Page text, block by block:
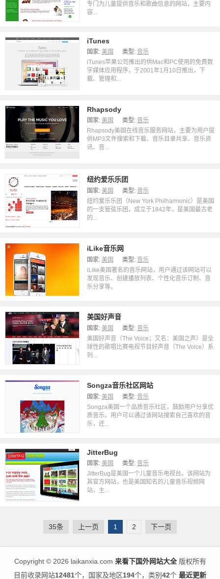
专门为儿童提供音乐和歌曲信息的网站，主要内
容...
iTunes
国家: 美国 类型: 音乐
iTunes苹果公司推出的供Mac和PC使用的免费数
字媒体应用程序，于2001年1月10日推出，下
载、管理和...
Rhapsody
国家: 美国 类型: 音乐
Rhapsody美国在线音乐服务网站，主要为用户提
供MP3文件搜索和下载、音乐目录共享、音乐资
讯、音...
纽约爱乐乐团
国家: 美国 类型: 音乐
纽约爱乐乐团（New York Philharmonic）是美国
的一支管弦乐团，成立于1842年，是美国最古老
的...
iLike音乐网
国家: 美国 类型: 音乐
iLike美国著名的音乐网站，用户通过该网站可以
发现音乐、创建播放列表、个性化音乐订制、音
乐分享等。
美国好声音
国家: 美国 类型: 音乐
美国好声音（The Voice；又名：美国之声）是全
球性的歌唱比赛电视节目好声音（The Voice）系
列...
Songza音乐社区网站
国家: 美国 类型: 音乐
Songza美国一个品质音乐社区，鼓励用户分享优
质音乐。用户可以通过该网站搜索自己喜欢的音
乐，还...
JitterBug
国家: 美国 类型: 音乐
JitterBug是美国一个儿童音乐电视台。该网站为
其官方网站，也是美国知名的儿童音乐视频网
站，主...
35条 上一页 1 2 下一页
Copyright ©2026 laikanxia.com 来看下国外网站大全版权所有
目前收录网站12481个，国家及地区194个，类别 42个 最近更新